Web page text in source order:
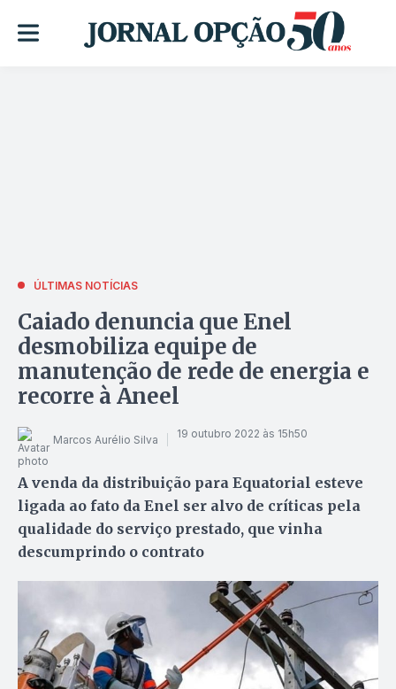
ÚLTIMAS NOTÍCIAS
Caiado denuncia que Enel
desmobiliza equipe de
manutenção de rede de energia e
recorre à Aneel
Marcos Aurélio Silva 19 outubro 2022 às 15h50
A venda da distribuição para Equatorial esteve
ligada ao fato da Enel ser alvo de críticas pela
qualidade do serviço prestado, que vinha
descumprindo o contrato